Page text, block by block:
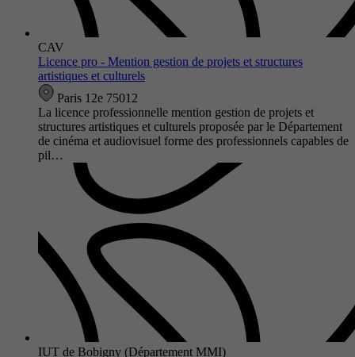
CAV
Licence pro - Mention gestion de projets et structures
artistiques et culturels
Paris 12e 75012
La licence professionnelle mention gestion de projets et
structures artistiques et culturels proposée par le Département
de cinéma et audiovisuel forme des professionnels capables de
pil…
IUT de Bobigny (Département MMI)